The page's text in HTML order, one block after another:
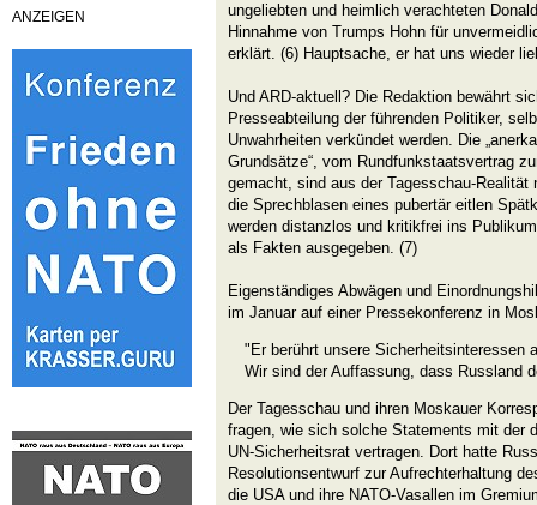
ANZEIGEN
ungeliebten und heimlich verachteten
Hinnahme von Trumps Hohn für
erklärt. (6) Hauptsache, er hat uns wieder
Und ARD-aktuell? Die Redaktion bewährt
Presseabteilung der führenden Politiker,
Unwahrheiten verkündet werden. Die
Grundsätze“, vom Rundfunkstaatsvertrag
gemacht, sind aus der Tagesschau-Realität
die Sprechblasen eines pubertär eitlen
werden distanzlos und kritikfrei ins
als Fakten ausgegeben. (7)
Eigenständiges Abwägen und
im Januar auf einer Pressekonferenz in
"Er berührt unsere Sicherheitsinteressen
Wir sind der Auffassung, dass Russland
Der Tagesschau und ihren Moskauer
fragen, wie sich solche Statements mit der
UN-Sicherheitsrat vertragen. Dort hatte
Resolutionsentwurf zur Aufrechterhaltung
die USA und ihre NATO-Vasallen im